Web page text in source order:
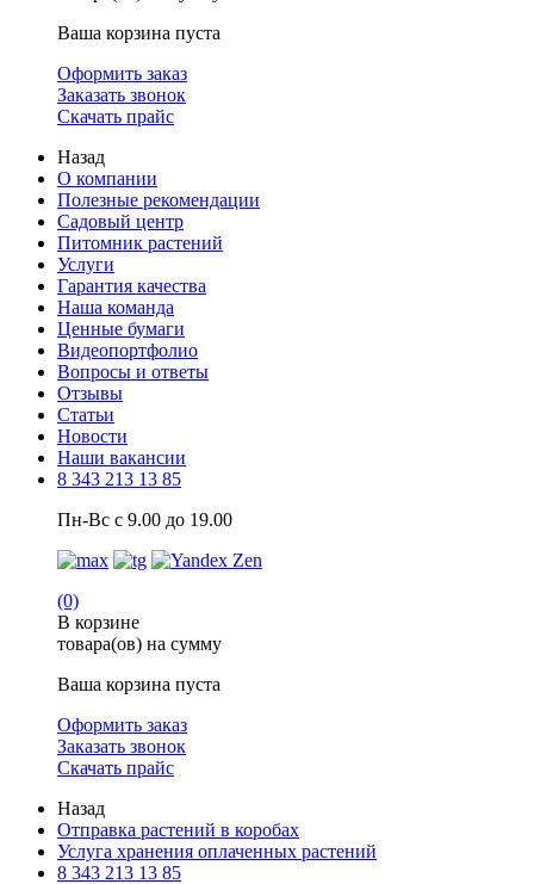
Ваша корзина пуста
Оформить заказ
Заказать звонок
Скачать прайс
Назад
О компании
Полезные рекомендации
Садовый центр
Питомник растений
Услуги
Гарантия качества
Наша команда
Ценные бумаги
Видеопортфолио
Вопросы и ответы
Отзывы
Статьи
Новости
Наши вакансии
8 343 213 13 85
Пн-Вс с 9.00 до 19.00
(0)
В корзине
товара(ов) на сумму
Ваша корзина пуста
Оформить заказ
Заказать звонок
Скачать прайс
Назад
Отправка растений в коробах
Услуга хранения оплаченных растений
8 343 213 13 85